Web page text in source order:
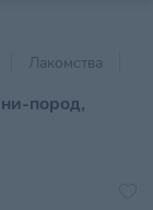
Лакомства
пород,